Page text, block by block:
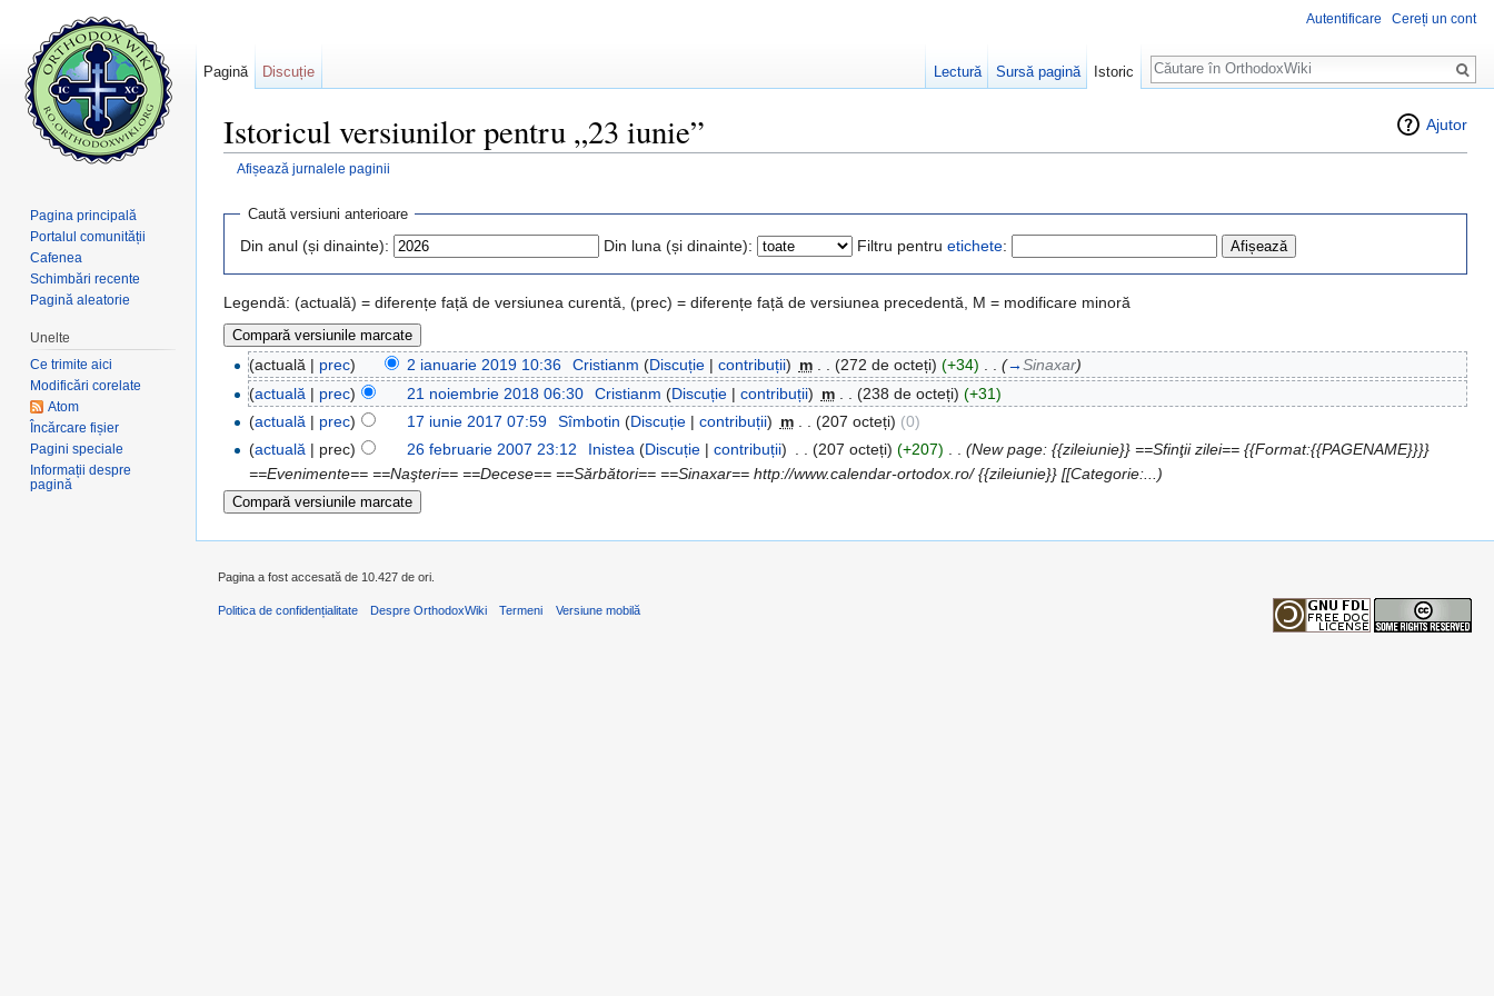
Ajutor
Istoricul versiunilor pentru „23 iunie”
Afișează jurnalele paginii
Caută versiuni anterioare
Din anul (și dinainte): Din luna (și dinainte): Filtru pentru etichete:
Legendă: (actuală) = diferențe față de versiunea curentă, (prec) = diferențe față de versiunea precedentă, M = modificare minoră
(actuală | prec) 2 ianuarie 2019 10:36 Cristianm (Discuție| contribuții) m (272 de octeți) (+34) (→Sinaxar)
(actuală | prec) 21 noiembrie 2018 06:30 Cristianm (Discuție| contribuții) m (238 de octeți) (+31)
(actuală | prec) 17 iunie 2017 07:59 Sîmbotin (Discuție| contribuții) m (207 octeți) (0)
(actuală | prec) 26 februarie 2007 23:12 Inistea (Discuție| contribuții) . . (207 octeți) (+207) . . (New page: {{zileiunie}} ==Sfinţii zilei== {{Format:{{PAGENAME}}}}
==Evenimente== ==Naşteri== ==Decese== ==Sărbători== ==Sinaxar== http://www.calendar-ortodox.ro/ {{zileiunie}} [[Categorie:...)
Autentificare Cereți un cont
Pagină Discuție Lectură Sursă pagină Istoric
Căutare
Pagina principală
Portalul comunității
Cafenea
Schimbări recente
Pagină aleatorie
Unelte
Ce trimite aici
Modificări corelate
Atom
Încărcare fișier
Pagini speciale
Informații despre
pagină
Pagina a fost accesată de 10.427 de ori.
Politica de confidențialitate Despre OrthodoxWiki Termeni Versiune mobilă